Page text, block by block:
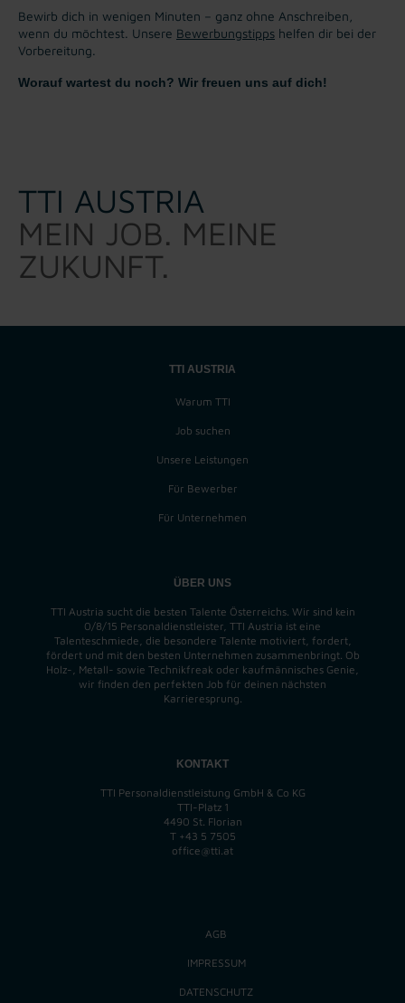
Bewirb dich in wenigen Minuten – ganz ohne Anschreiben,
wenn du möchtest. Unsere Bewerbungstipps helfen dir bei der
Vorbereitung.
Worauf wartest du noch? Wir freuen uns auf dich!
TTI AUSTRIA
MEIN JOB. MEINE
ZUKUNFT.
TTI AUSTRIA
Warum TTI
Job suchen
Unsere Leistungen
Für Bewerber
Für Unternehmen
ÜBER UNS
TTI Austria sucht die besten Talente Österreichs. Wir sind kein
0/8/15 Personaldienstleister, TTI Austria ist eine
Talenteschmiede, die besondere Talente motiviert, fordert,
fördert und mit den besten Unternehmen zusammenbringt. Ob
Holz-, Metall- sowie Technikfreak oder kaufmännisches Genie,
wir finden den perfekten Job für deinen nächsten
Karrieresprung.
KONTAKT
TTI Personaldienstleistung GmbH & Co KG
TTI-Platz 1
4490 St. Florian
T +43 5 7505
office@tti.at
AGB
IMPRESSUM
DATENSCHUTZ